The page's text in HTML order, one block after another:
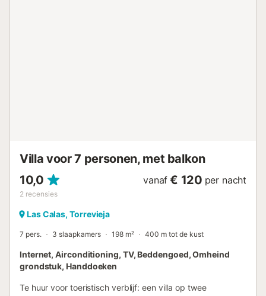
Villa voor 7 personen, met balkon
10,0
2 recensies
vanaf € 120 per nacht
Las Calas, Torrevieja
7 pers. 3 slaapkamers 198 m² 400 m tot de kust
Internet, Airconditioning, TV, Beddengoed, Omheind
grondstuk, Handdoeken
Te huur voor toeristisch verblijf: een villa op twee